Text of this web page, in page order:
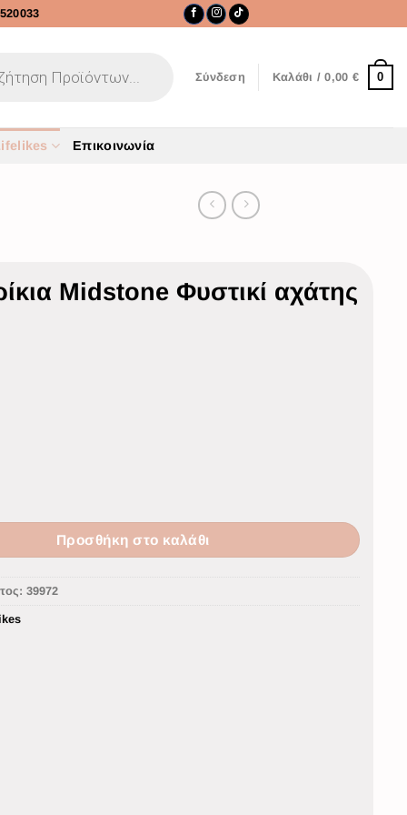
Σύνδεση Καλάθι /0,00 € 0
Επικοινωνία
Midstone Φυστικί αχάτης
Προσθήκη στο καλάθι
39972